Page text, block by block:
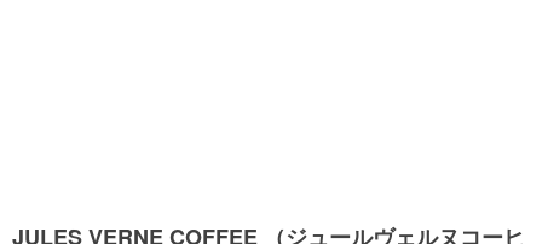
JULES VERNE COFFEE （ジュールヴェルヌコーヒ